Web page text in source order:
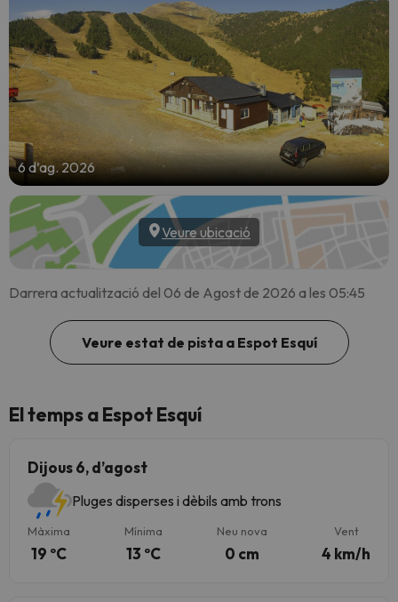
6 d’ag. 2026
Veure ubicació
Darrera actualització del 06 de Agost de 2026 a les 05:45
Veure estat de pista a Espot Esquí
El temps a Espot Esquí
Dijous 6, d’agost
Pluges disperses i dèbils amb trons
Màxima
19 ºC
Mínima
13 ºC
Neu nova
0 cm
Vent
4 km/h